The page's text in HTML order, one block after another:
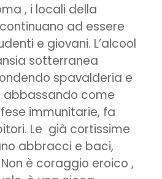
, i locali della
ad essere
e giovani. L’alcool
sotterranea
spavalderia e
come
immunitarie, fa
Le già cortissime
abbracci e baci,
è coraggio eroico ,